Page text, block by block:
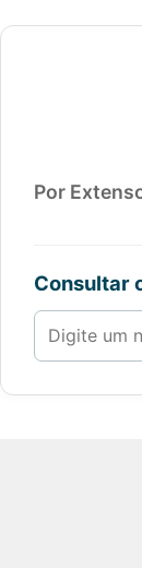
Por
Consultar
Número de 1